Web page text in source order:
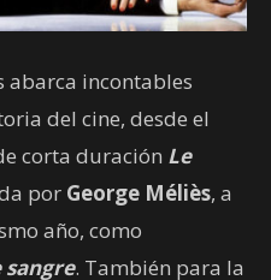
abarca incontables
del cine, desde el
corta duración Le
por George Méliès, a
año, como
. También para la